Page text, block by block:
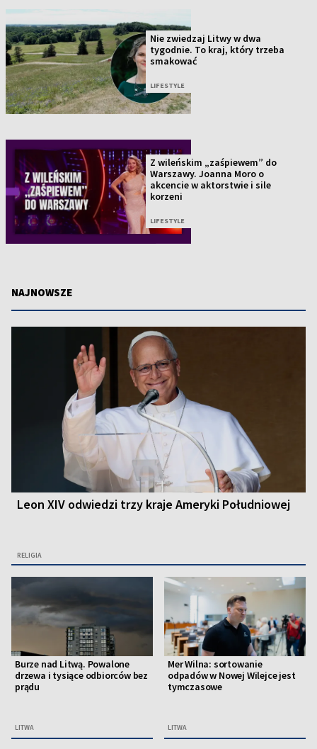
Nie zwiedzaj Litwy w dwa
tygodnie. To kraj, który trzeba
smakować
LIFESTYLE
Z wileńskim „zaśpiewem” do
Warszawy. Joanna Moro o
akcencie w aktorstwie i sile
korzeni
LIFESTYLE
NAJNOWSZE
Leon XIV odwiedzi trzy kraje Ameryki Południowej
RELIGIA
Burze nad Litwą. Powalone
drzewa i tysiące odbiorców bez
prądu
LITWA
Mer Wilna: sortowanie
odpadów w Nowej Wilejce jest
tymczasowe
LITWA